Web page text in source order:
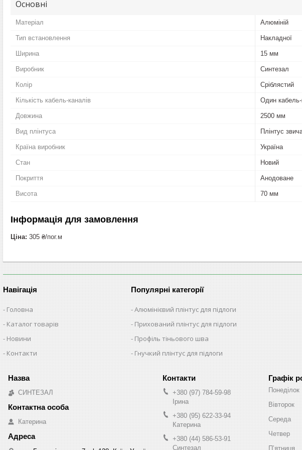
Основні
Матеріал Алюміній
Тип встановлення Накладної
Ширина 15 мм
Виробник Синтезал
Колір Сріблястий
Кількість кабель-каналів Один кабель-
Довжина 2500 мм
Вид плінтуса Плінтус
Країна виробник Україна
Стан Новий
Покриття Анодоване
Висота 70 мм
Інформація для замовлення
Ціна: 305 ₴/пог.м
Навігація
Головна
Каталог товарів
Новини
Контакти
Популярні категорії
Алюмінієвий плінтус для підлоги
Прихований плінтус для підлоги
Профіль тіньового шва
Гнучкий плінтус для підлоги
СИНТЕЗАЛ
Катерина
+380 (97) 784-59-98
Ірина
+380 (95) 622-33-94
Катерина
+380 (44) 586-53-91
Синтезал
Графік
Понеділок
Вівторок
Середа
Четвер
Пʼятниця